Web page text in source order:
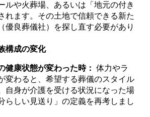
ルや火葬場、あるいは「地元の付き
れます。その土地で信頼できる新た
優良葬儀社）を探し直す必要があり
構成の変化
健康状態が変わった時： 体力やラ
変わると、希望する葬儀のスタイル
自身が介護を受ける状況になった場
らしい見送り」の定義を再考しまし